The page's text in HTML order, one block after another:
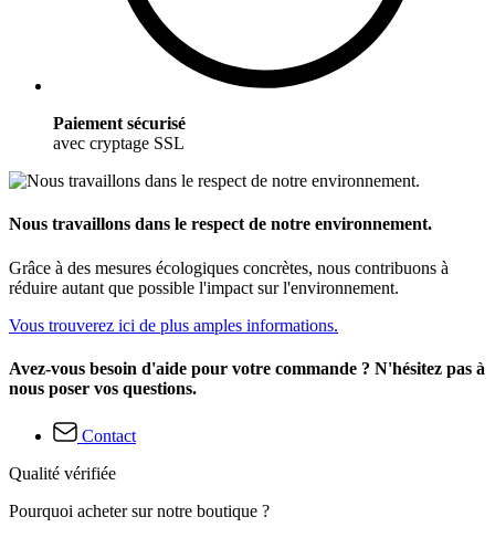
Paiement sécurisé
avec cryptage SSL
Nous travaillons dans le respect de notre environnement.
Grâce à des mesures écologiques concrètes, nous contribuons à
réduire autant que possible l'impact sur l'environnement.
Vous trouverez ici de plus amples informations.
Avez-vous besoin d'aide pour votre commande ? N'hésitez pas à
nous poser vos questions.
Contact
Qualité vérifiée
Pourquoi acheter sur notre boutique ?